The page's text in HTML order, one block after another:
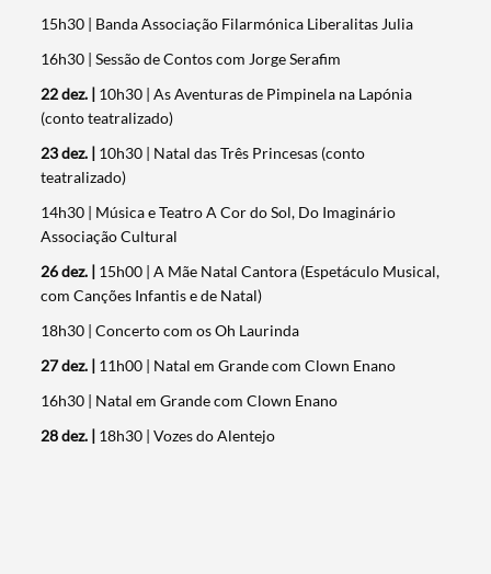
15h30 | Banda Associação Filarmónica Liberalitas Julia
16h30 | Sessão de Contos com Jorge Serafim
22 dez. | 10h30 | As Aventuras de Pimpinela na Lapónia
(conto teatralizado)
23 dez. | 10h30 | Natal das Três Princesas (conto
teatralizado)
14h30 | Música e Teatro A Cor do Sol, Do Imaginário
Associação Cultural
26 dez. | 15h00 | A Mãe Natal Cantora (Espetáculo Musical,
com Canções Infantis e de Natal)
18h30 | Concerto com os Oh Laurinda
27 dez. | 11h00 | Natal em Grande com Clown Enano
16h30 | Natal em Grande com Clown Enano
28 dez. | 18h30 | Vozes do Alentejo